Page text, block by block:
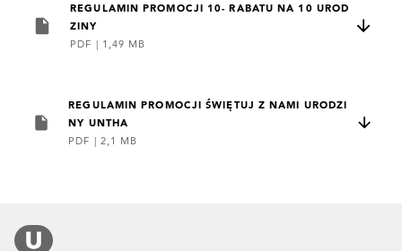
REGULAMIN PROMOCJI 10- RABATU NA 10 UROD
ZINY
PDF | 1,49 MB
REGULAMIN PROMOCJI ŚWIĘTUJ Z NAMI URODZI
NY UNTHA
PDF | 2,1 MB